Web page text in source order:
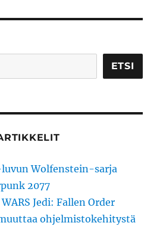
SIVU
ETSI
Wolfenstein-sarja
2077
Jedi: Fallen Order
ohjelmistokehitystä